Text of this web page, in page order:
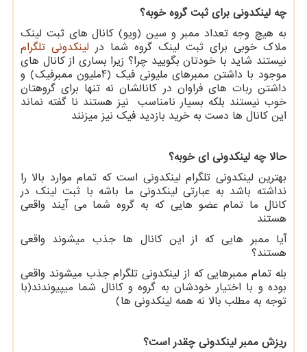
چه لینکدونی برای ثبت گروه خوبه؟
به هیچ وجه تعداد ممبر و سین (ویو) کانال های ثبت لینک
ملاک خوبی برای ثبت لینک گروه شما در لینکدونی تلگرام
نیستند شاید با خودتان بگویید چرا؟ زیرا بساری از کانال های
موجود با داشتن ممبرهای ملیونی فیک (4ملیون ممبرفیک) و
داشتن ربات های فراوان در کانالشان نه تنها برای گروهتان
خوب نیستند بلکه بسیار نامناسب نیز هستند نا گفته نماند
این کانال ها دست به خرید بازدید فیک نیز میزنند
حالا چه لینکدونی ای خوبه؟
بهترین لینکدونی تلگرام لینکدونی است که تمام موارد بالا را
نداشته باشد به عبارتی لینکدونی ما باشه با ثبت لینک در
کانال ما تمام عضو هایی که به گروه شما می آیند واقعی
هستند
آیا ممبر هایی که از این کانال ها جذب میشوند واقعی
هستند؟
بله تمام ممبرهایی که از لینکدونی تلگرام جذب میشوند واقعی
بوده و با اختیار خودشان به گروه و کانال شما میپیوندند(با
توجه به مطلب بالا نه همه لینکدونی ها)
ریزش ممبر لینکدونی چقدر است؟